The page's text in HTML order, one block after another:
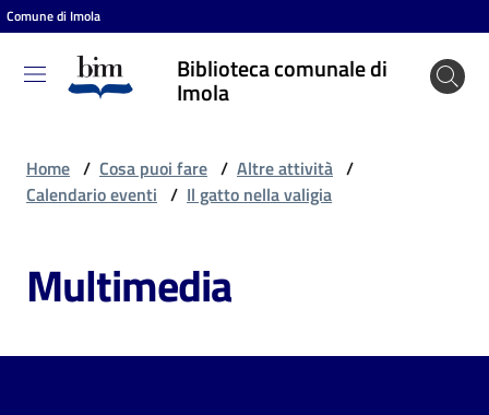
Vai al contenuto
Vai alla navigazione
Vai al footer
Comune di Imola
Biblioteca comunale di
Imola
Biblioteca
comunale
puoi
Home / Cosa puoi fare / Altre attività /
Calendario eventi / Il gatto nella valigia
Multimedia